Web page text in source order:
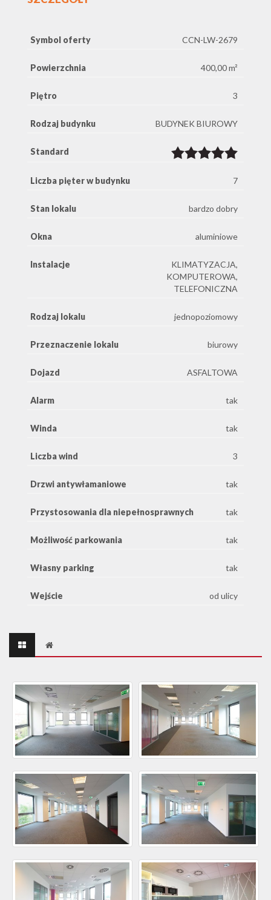
Symbol oferty CCN-LW-2679
Powierzchnia 400,00 m²
Piętro 3
Rodzaj budynku BUDYNEK BIUROWY
Standard
Liczba pięter w budynku 7
Stan lokalu bardzo dobry
Okna aluminiowe
Instalacje
KLIMATYZACJA,
KOMPUTEROWA,
TELEFONICZNA
Rodzaj lokalu jednopoziomowy
Przeznaczenie lokalu biurowy
Dojazd ASFALTOWA
Alarm tak
Winda tak
Liczba wind 3
Drzwi antywłamaniowe tak
Przystosowania dla niepełnosprawnych tak
Możliwość parkowania tak
Własny parking tak
Wejście od ulicy